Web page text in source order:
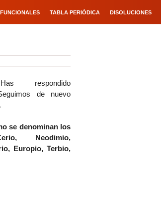
TABLA PERIÓDICA DISOLUCIONES
Has respondido
de nuevo
se denominan los
Neodimio,
Europio, Terbio,